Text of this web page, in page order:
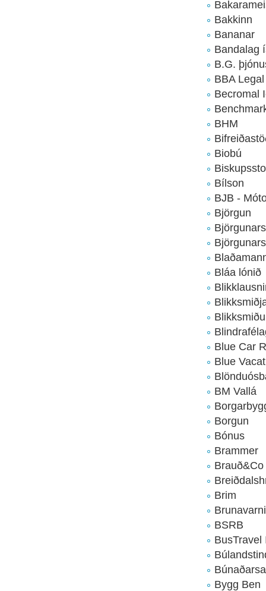
Bakkinn
Bananar
Bandalag
B.G.
BBA Legal
Becromal
BHM
Biobú
Bílson
BJB -
Björgun
Bláa lónið
Blue Car
Blue
BM Vallá
Borgun
Bónus
Brammer
Brauð&Co
Brim
BSRB
BusTravel
Bygg Ben